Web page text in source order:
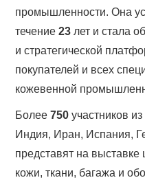
промышленности. Она
течение23 лет и стала
и стратегической
покупателей и всех
кожевенной
Более750 участников
Индия, Иран, Испания,
представят на
кожи, ткани, багажа и